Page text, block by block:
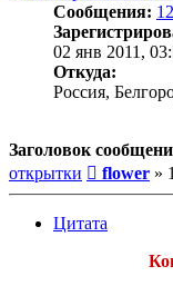
Сообщения:
02 янв 2011,
Откуда:
Россия,
Заголовок
открытки
flower »
Цитата